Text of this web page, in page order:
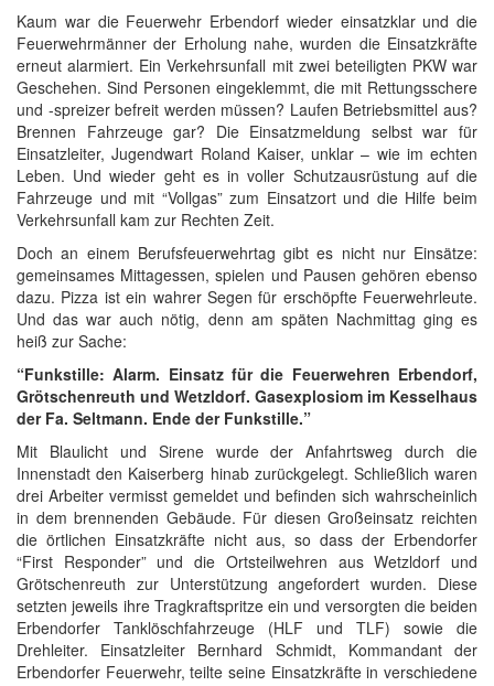
Kaum war die Feuerwehr Erbendorf wieder einsatzklar und die
Feuerwehrmänner der Erholung nahe, wurden die Einsatzkräfte
erneut alarmiert. Ein Verkehrsunfall mit zwei beteiligten PKW war
Geschehen. Sind Personen eingeklemmt, die mit Rettungsschere
und -spreizer befreit werden müssen? Laufen Betriebsmittel aus?
Brennen Fahrzeuge gar? Die Einsatzmeldung selbst war für
Einsatzleiter, Jugendwart Roland Kaiser, unklar – wie im echten
Leben. Und wieder geht es in voller Schutzausrüstung auf die
Fahrzeuge und mit “Vollgas” zum Einsatzort und die Hilfe beim
Verkehrsunfall kam zur Rechten Zeit.
Doch an einem Berufsfeuerwehrtag gibt es nicht nur Einsätze:
gemeinsames Mittagessen, spielen und Pausen gehören ebenso
dazu. Pizza ist ein wahrer Segen für erschöpfte Feuerwehrleute.
Und das war auch nötig, denn am späten Nachmittag ging es
heiß zur Sache:
“Funkstille: Alarm. Einsatz für die Feuerwehren Erbendorf,
Grötschenreuth und Wetzldorf. Gasexplosiom im Kesselhaus
der Fa. Seltmann. Ende der Funkstille.”
Mit Blaulicht und Sirene wurde der Anfahrtsweg durch die
Innenstadt den Kaiserberg hinab zurückgelegt. Schließlich waren
drei Arbeiter vermisst gemeldet und befinden sich wahrscheinlich
in dem brennenden Gebäude. Für diesen Großeinsatz reichten
die örtlichen Einsatzkräfte nicht aus, so dass der Erbendorfer
“First Responder” und die Ortsteilwehren aus Wetzldorf und
Grötschenreuth zur Unterstützung angefordert wurden. Diese
setzten jeweils ihre Tragkraftspritze ein und versorgten die beiden
Erbendorfer Tanklöschfahrzeuge (HLF und TLF) sowie die
Drehleiter. Einsatzleiter Bernhard Schmidt, Kommandant der
Erbendorfer Feuerwehr, teilte seine Einsatzkräfte in verschiedene